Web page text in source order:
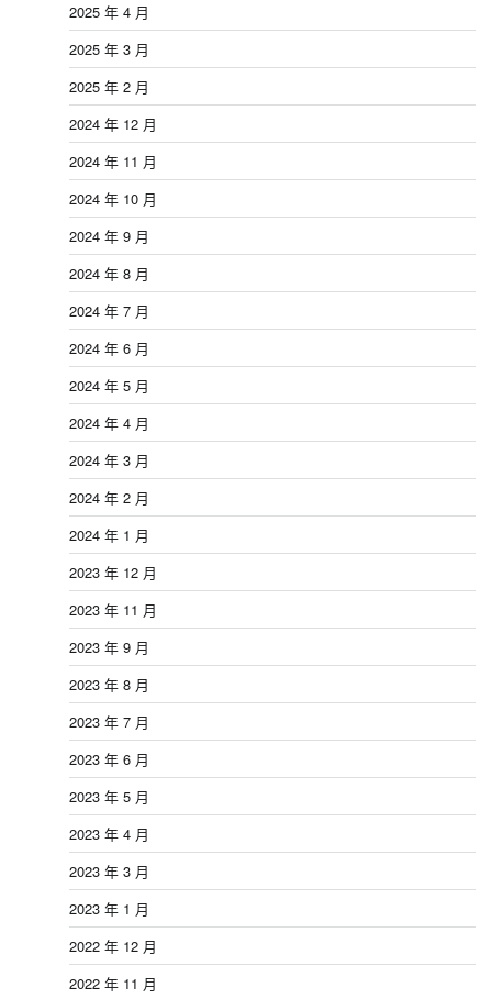
2025 年 4 月
2025 年 3 月
2025 年 2 月
2024 年 12 月
2024 年 11 月
2024 年 10 月
2024 年 9 月
2024 年 8 月
2024 年 7 月
2024 年 6 月
2024 年 5 月
2024 年 4 月
2024 年 3 月
2024 年 2 月
2024 年 1 月
2023 年 12 月
2023 年 11 月
2023 年 9 月
2023 年 8 月
2023 年 7 月
2023 年 6 月
2023 年 5 月
2023 年 4 月
2023 年 3 月
2023 年 1 月
2022 年 12 月
2022 年 11 月